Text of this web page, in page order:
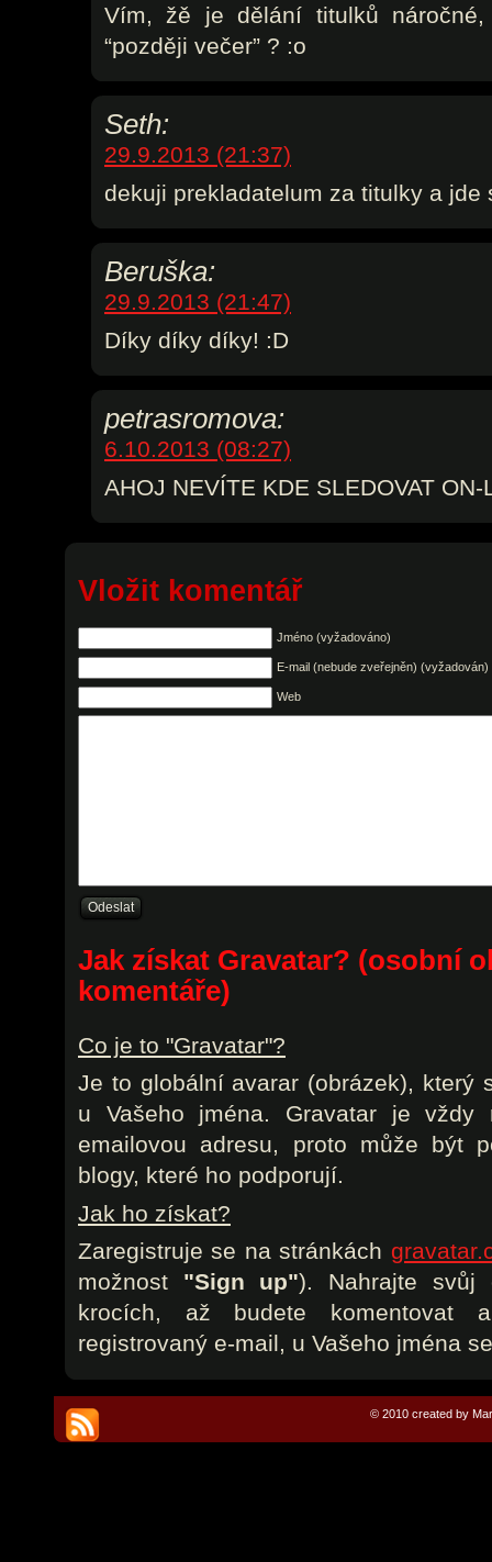
Vím, žě je dělání titulků
“později večer” ? :o
Seth:
29.9.2013 (21:37)
dekuji prekladatelum za titulky a jde
Beruška:
29.9.2013 (21:47)
Díky díky díky! :D
petrasromova:
6.10.2013 (08:27)
AHOJ NEVÍTE KDE SLEDOVAT ON-
Vložit komentář
Jméno (vyžadováno)
E-mail (nebude zveřejněn) (vyžadován)
Web
Jak získat Gravatar? (osobní
komentáře)
Co je to "Gravatar"?
Je to globální avarar (obrázek), který
u Vašeho jména. Gravatar je vždy
emailovou adresu, proto může být
blogy, které ho podporují.
Jak ho získat?
Zaregistruje se na stránkách
možnost "Sign up"). Nahrajte svůj
krocích, až budete komentovat
registrovaný e-mail, u Vašeho jména
© 2010 created by